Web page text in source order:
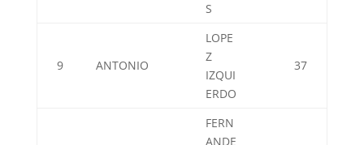
S
9 ANTONIO
LOPE
Z
IZQUI
ERDO
37
FERN
ANDE